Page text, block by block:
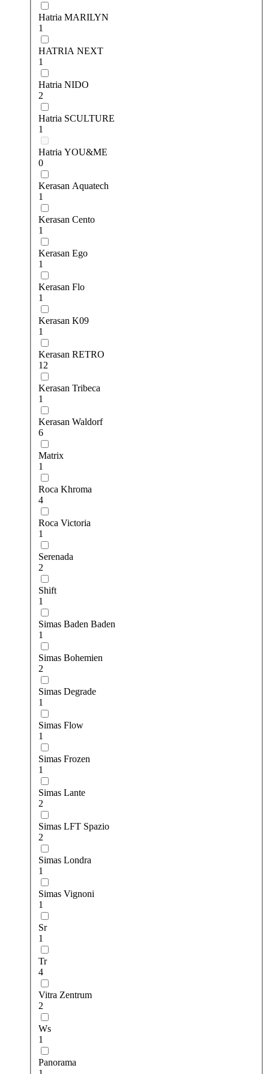
Hatria MARILYN
1
HATRIA NEXT
1
Hatria NIDO
2
Hatria SCULTURE
1
Hatria YOU&ME
0
Kerasan Aquatech
1
Kerasan Cento
1
Kerasan Ego
1
Kerasan Flo
1
Kerasan K09
1
Kerasan RETRO
12
Kerasan Tribeca
1
Kerasan Waldorf
6
Matrix
1
Roca Khroma
4
Roca Victoria
1
Serenada
2
Shift
1
Simas Baden Baden
1
Simas Bohemien
2
Simas Degrade
1
Simas Flow
1
Simas Frozen
1
Simas Lante
2
Simas LFT Spazio
2
Simas Londra
1
Simas Vignoni
1
Sr
1
Tr
4
Vitra Zentrum
2
Ws
1
Рanorama